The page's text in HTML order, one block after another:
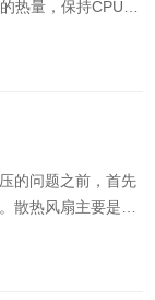
热量，保持CPU的
，我们首先需要明
，而电流则是指单
的问题之前，首先
散热风扇主要是通
设备散热的目的。
源获得电能。因